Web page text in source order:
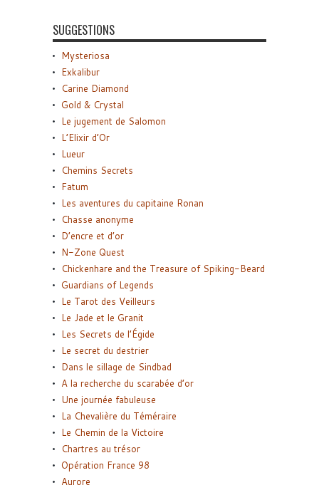
SUGGESTIONS
Mysteriosa
Exkalibur
Carine Diamond
Gold & Crystal
Le jugement de Salomon
L’Elixir d’Or
Lueur
Chemins Secrets
Fatum
Les aventures du capitaine Ronan
Chasse anonyme
D’encre et d’or
N-Zone Quest
Chickenhare and the Treasure of Spiking-Beard
Guardians of Legends
Le Tarot des Veilleurs
Le Jade et le Granit
Les Secrets de l’Égide
Le secret du destrier
Dans le sillage de Sindbad
A la recherche du scarabée d’or
Une journée fabuleuse
La Chevalière du Téméraire
Le Chemin de la Victoire
Chartres au trésor
Opération France 98
Aurore